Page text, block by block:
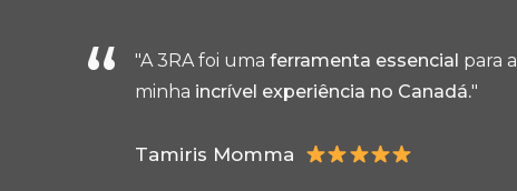
“ "A 3RA foi uma ferramenta essencial para a
minha incrível experiência no Canadá."
Tamiris Momma